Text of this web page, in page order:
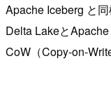
Apache Iceberg と
Delta Lakeと
CoW（Copy-on-